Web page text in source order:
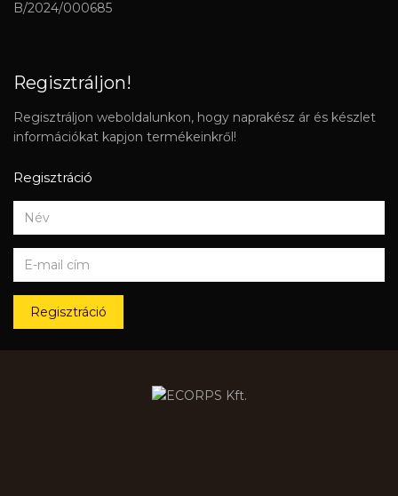
B/2024/000685
Regisztráljon!
Regisztráljon weboldalunkon, hogy naprakész ár és készlet
információkat kapjon termékeinkről!
Regisztráció
Regisztráció